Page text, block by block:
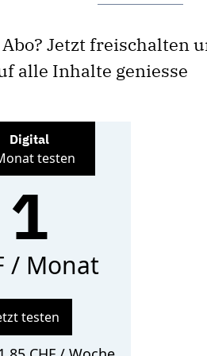
Jetzt freischalten
alle Inhalte geniesse
Digital
testen
1
/ Monat
testen